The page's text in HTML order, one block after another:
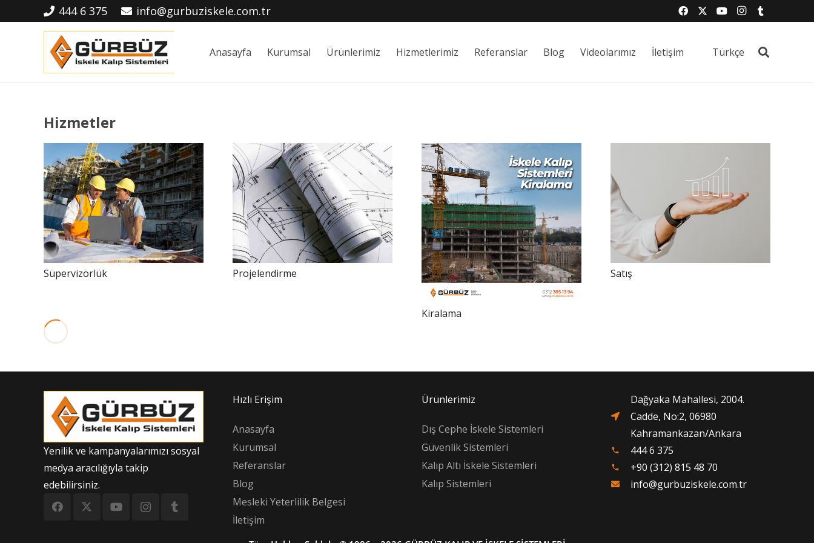
444 6 375 info@gurbuziskele.com.tr
Anasayfa Kurumsal Ürünlerimiz Hizmetlerimiz Referanslar Blog Videolarımız İletişim Türkçe
Hizmetler
Süpervizörlük Projelendirme
Kiralama
Satış
Yenilik ve kampanyalarımızı sosyal
medya aracılığıyla takip
edebilirsiniz.
Hızlı Erişim
Anasayfa
Kurumsal
Referanslar
Blog
Mesleki Yeterlilik Belgesi
İletişim
Ürünlerimiz
Dış Cephe İskele Sistemleri
Güvenlik Sistemleri
Kalıp Altı İskele Sistemleri
Kalıp Sistemleri
Dağyaka Mahallesi, 2004.
Cadde, No:2, 06980
Kahramankazan/Ankara
phone 444 6 375
phone
+90 (312) 815 48 70
info@gurbuziskele.com.tr